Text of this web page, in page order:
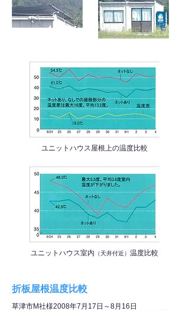
ユニットハウス屋根上の温度比較
ユニットハウス室内 （天井付近） 温度比較
折板屋根温度比較
草津市M社様2008年7月17日～8月16日